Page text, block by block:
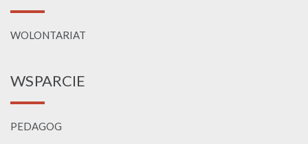
WOLONTARIAT
WSPARCIE
PEDAGOG